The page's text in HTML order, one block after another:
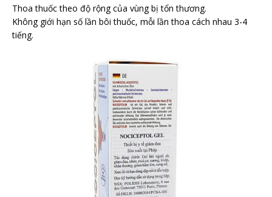
Thoa thuốc theo độ rộng của vùng bị tổn thương.
Không giới hạn số lần bôi thuốc, mỗi lần thoa cách nhau 3-4
tiếng.